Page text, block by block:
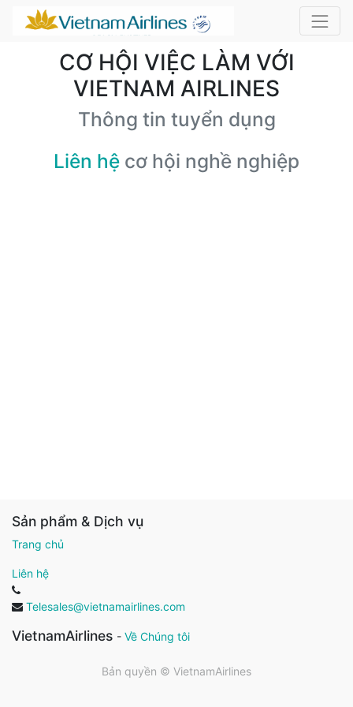
CƠ HỘI VIỆC LÀM VỚI
VIETNAM AIRLINES
Thông tin tuyển dụng
Liên hệ cơ hội nghề nghiệp
Sản phẩm & Dịch vụ
Trang chủ
Liên hệ
Telesales@vietnamairlines.com
VietnamAirlines - Về Chúng tôi
Bản quyền © VietnamAirlines